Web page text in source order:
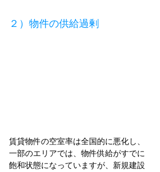
２）物件の供給過剰
賃貸物件の空室率は全国的に悪化し、
一部のエリアでは、物件供給がすでに
飽和状態になっていますが、新規建設